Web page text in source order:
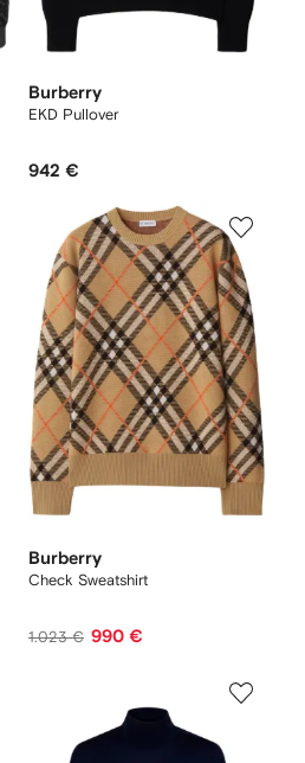
Burberry
EKD Pullover
942 €
Burberry
Check Sweatshirt
1.023 € 990 €